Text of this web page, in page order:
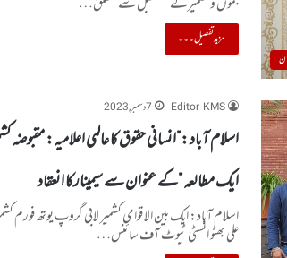
مزید تفصیل۔۔۔
Editor KMS 7 دسمبر, 2023
اسلام آباد :”انسانی حقوق کا عالمی اعلامیہ: مقبوضہ
ایک مطالعہ ”کے عنوان سے سیمینارکا انعقاد
اسلام آباد: ایک بین الاقوامی کشمیر لابی گروپ یوتھ فورم
علی بھٹو انسٹی ٹیوٹ آف سائنس…